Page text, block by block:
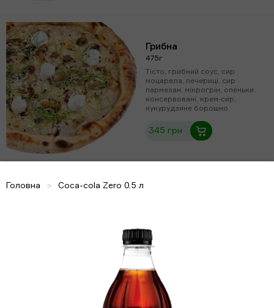
Головна Coca-cola Zero 0.5 л
Грибна
475г
Тісто, грибний соус, сир
моцарела, печериці, сир
пармезан, мікрогрін, опеньки
консервовані, крем-сир,
кукурудзяне борошно
345 грн
моцарела, шинка, салямі мілано,
перець болгарський, печериці,
сир дор-блю, кукурудзяне
борошно
298 грн